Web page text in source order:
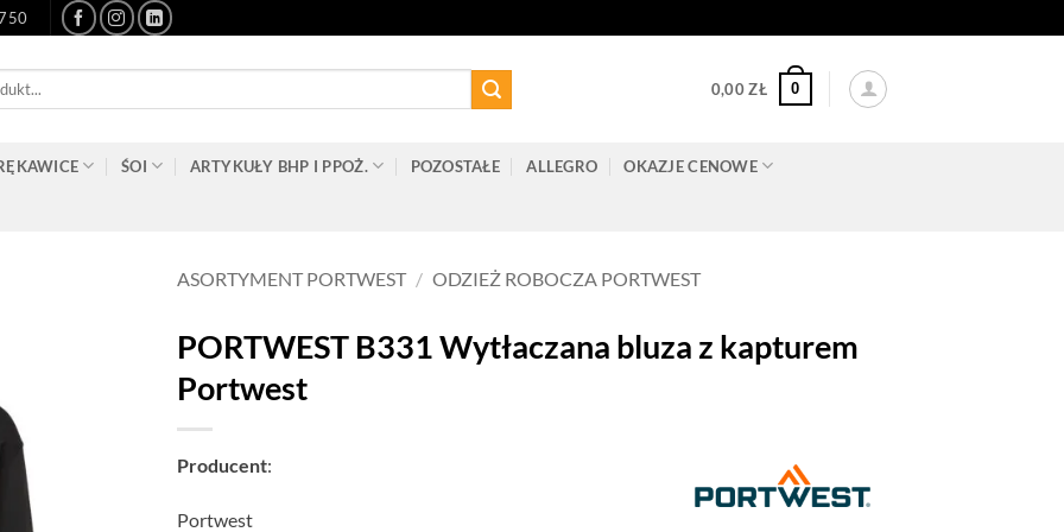
0,00ZŁ 0
ŚOI ARTYKUŁY BHP I PPOŻ. POZOSTAŁE ALLEGRO OKAZJE CENOWE
ASORTYMENT PORTWEST / ODZIEŻ ROBOCZA PORTWEST
PORTWEST B331 Wytłaczana bluza z kapturem
Portwest
Producent:
Portwest